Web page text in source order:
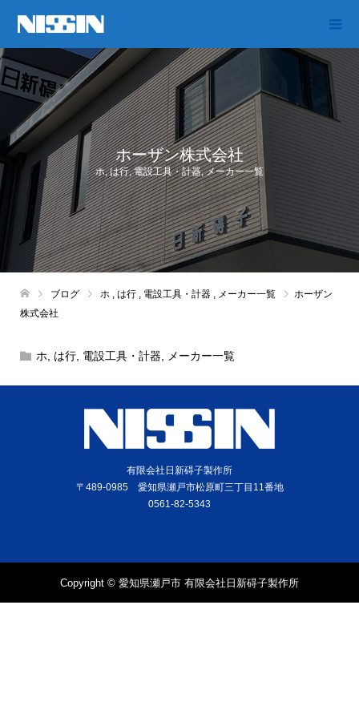
ホーザン株式会社
ホ,は行,電設工具・計器,メーカー一覧
ブログ ホ は行 電設工具・計器 メーカー一覧
ホーザン
株式会社
ホ は行, 電設工具・計器 メーカー一覧
有限会社日新碍子製作所
〒489-0985 愛知県瀬戸市松原町三丁目11番地
0561-82-5343
Copyright © 愛知県瀬戸市 有限会社日新碍子製作所